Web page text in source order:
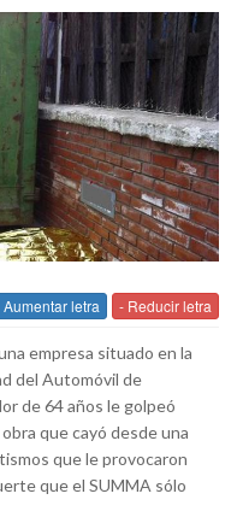
Aumentar letra - Reducir letra
empresa situado en la
del Automóvil de
de 64 años le golpeó
que cayó desde una
que le provocaron
que el SUMMA sólo